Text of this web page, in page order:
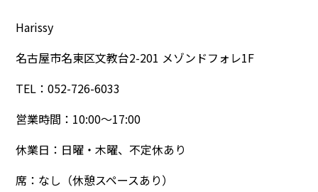
Harissy
名古屋市名東区文教台2-201 メゾンドフォレ1F
TEL：052-726-6033
営業時間：10:00～17:00
休業日：日曜・木曜、不定休あり
席：なし（休憩スペースあり）